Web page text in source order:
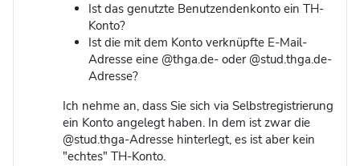
Ist das genutzte Benutzendenkonto ein TH-
Konto?
Ist die mit dem Konto verknüpfte E-Mail-
Adresse eine @thga.de- oder @stud.thga.de-
Adresse?
Ich nehme an, dass Sie sich via Selbstregistrierung
ein Konto angelegt haben. In dem ist zwar die
@stud.thga-Adresse hinterlegt, es ist aber kein
"echtes" TH-Konto.